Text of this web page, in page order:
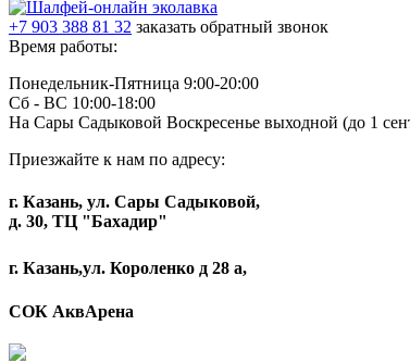
+7 903 388 81 32 заказать обратный звонок
Время работы:
Понедельник-Пятница 9:00-20:00
Сб - ВС 10:00-18:00
На Сары Садыковой Воскресенье выходной (до 1
Приезжайте к нам по адресу:
г. Казань, ул. Сары Садыковой,
д. 30, ТЦ "Бахадир"
г. Казань,ул. Короленко д 28 а,
СОК АквАрена